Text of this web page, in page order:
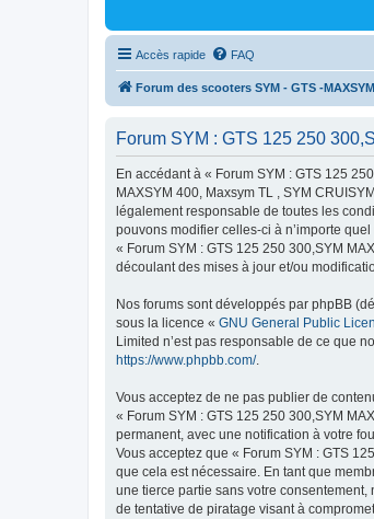
Accès rapide FAQ
Forum des scooters SYM - GTS -
Forum SYM : GTS 125 250
En accédant à « Forum SYM : GTS 125
MAXSYM 400, Maxsym TL , SYM
légalement responsable de toutes les
pouvons modifier celles-ci à n’importe
« Forum SYM : GTS 125 250 300,SYM
découlant des mises à jour et/ou
Nos forums sont développés par phpBB
sous la licence « GNU General Public
Limited n’est pas responsable de ce que
https://www.phpbb.com/.
Vous acceptez de ne pas publier de
« Forum SYM : GTS 125 250 300,SYM
permanent, avec une notification à votre
Vous acceptez que « Forum SYM : GTS
que cela est nécessaire. En tant que
une tierce partie sans votre consentement,
de tentative de piratage visant à